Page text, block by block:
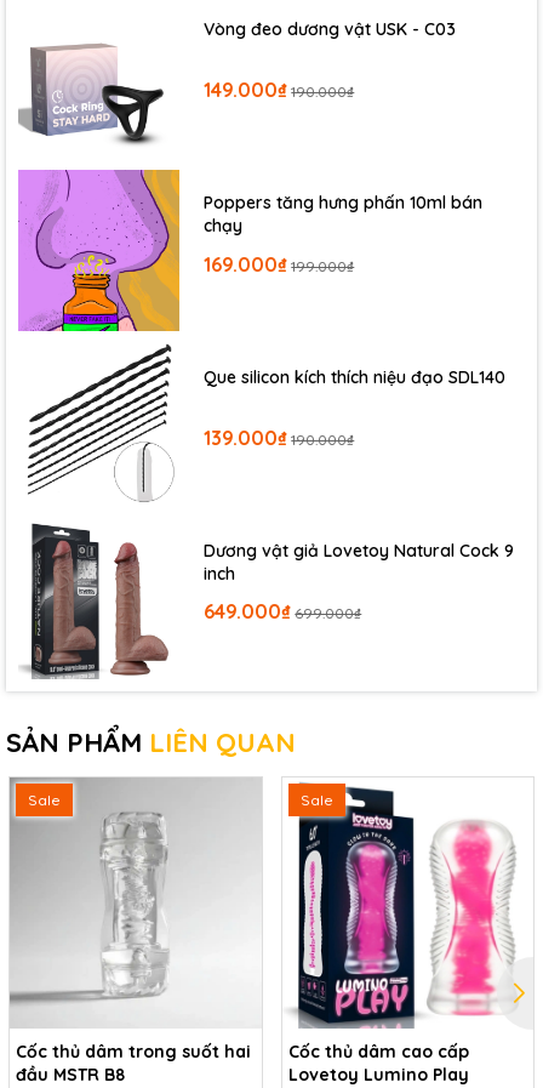
Vòng đeo dương vật USK - C03
149.000₫ 190.000₫
Poppers tăng hưng phấn 10ml bán
chạy
169.000₫ 199.000₫
Que silicon kích thích niệu đạo SDL140
139.000₫ 190.000₫
Dương vật giả Lovetoy Natural Cock 9
inch
649.000₫ 699.000₫
SẢN PHẨM LIÊN QUAN
Sale
Cốc thủ dâm trong suốt hai
đầu MSTR B8
Sale
Cốc thủ dâm cao cấp
Lovetoy Lumino Play